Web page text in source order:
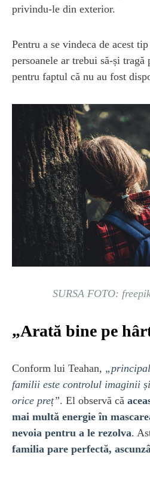
privindu-le din exterior.
Pentru a se vindeca de acest
persoanele ar trebui să-și
pentru faptul că nu au fost
SURSA FOTO:
„Arată bine pe
Conform lui Teahan,
familii este controlul imaginii
orice preț”. El observă că
mai multă energie în
nevoia pentru a le rezolva.
familia pare perfectă,